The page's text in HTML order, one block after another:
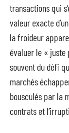
transactions qui
valeur exacte
la froideur
évaluer le «
souvent du défi
marchés
bousculés par la
contrats et